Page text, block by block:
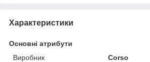
Характеристики
Основні атрибути
Виробник
Corso